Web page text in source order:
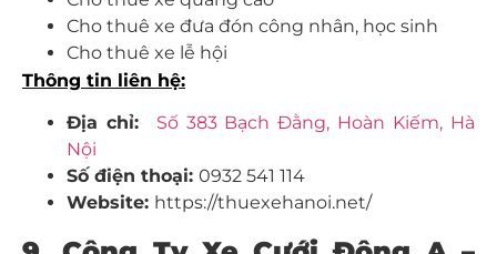
Cho thuê xe đưa đón công nhân, học sinh
Cho thuê xe lễ hội
Thông tin liên hệ:
Địa chỉ: Số 383 Bạch Đằng, Hoàn Kiếm, Hà
Nội
Số điện thoại: 0932 541 114
Website: https://thuexehanoi.net/